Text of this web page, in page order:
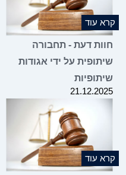
עוד
דעת - תחבורה
על ידי אגודות
עוד